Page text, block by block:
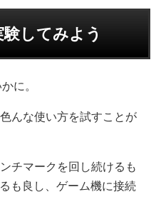
してみよう
に。
んな使い方を試すことが
チマークを回し続けるも
も良し、ゲーム機に接続